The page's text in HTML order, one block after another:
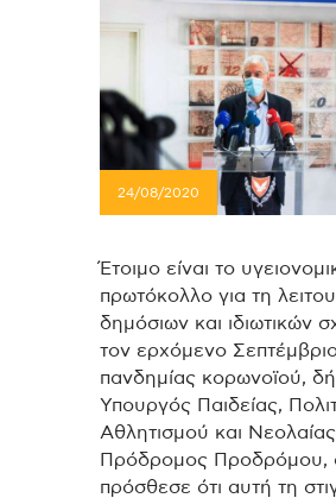
24/08/2020
Έτοιμο είναι το
πρωτόκολλο για τη
δημόσιων και ιδιωτικών
τον ερχόμενο
πανδημίας κορωνοϊού,
Υπουργός Παιδείας,
Αθλητισμού και
Πρόδρομος Προδρόμου,
πρόσθεσε ότι αυτή τη